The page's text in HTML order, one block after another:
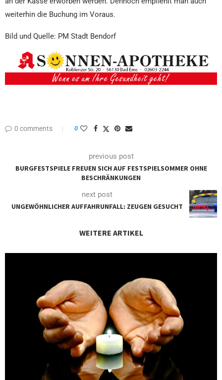
weiterhin die Buchung im Voraus.
Bild und Quelle: PM Stadt Bendorf
0 comments 0
previous post
BURGFESTSPIELE FREUEN SICH AUF FESTSPIELSOMMER OHNE
BESCHRÄNKUNGEN
next post
UNGEWÖHNLICHER AUFFAHRUNFALL: ZEUGEN GESUCHT
WEITERE ARTIKEL